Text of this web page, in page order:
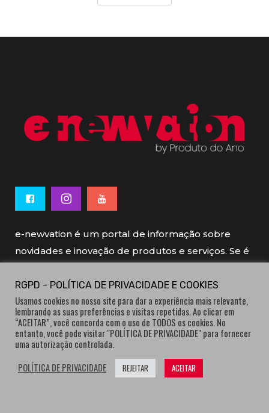
e-newvation é um portal de informação sobre
novidades e inovação de produtos e serviços. Se é
e-newvation tem o patrocínio do “Produto do
Ano”, o prémio de inovação atribuído por
consumidores.
RGPD - POLÍTICA DE PRIVACIDADE E COOKIES
Usamos cookies no nosso site para dar a experiência mais relevante,
lembrando as suas preferências e visitas repetidas. Ao clicar em
“ACEITAR”, você concorda com o uso de TODOS os cookies. No
entanto, você pode visitar "POLÍTICA DE PRIVACIDADE" para fornecer
uma autorização controlada.
POLÍTICA DE PRIVACIDADE
REJEITAR ACEITAR